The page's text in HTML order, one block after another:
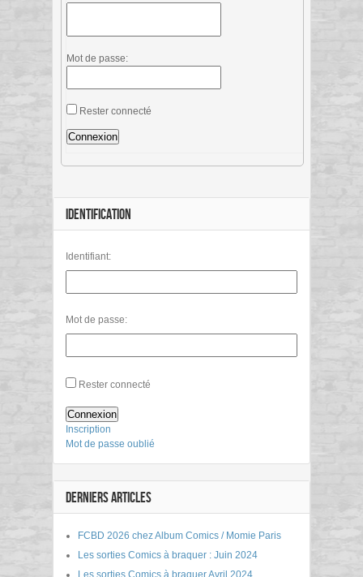
Mot de passe:
Rester connecté
Connexion
IDENTIFICATION
Identifiant:
Mot de passe:
Rester connecté
Connexion
Inscription
Mot de passe oublié
DERNIERS ARTICLES
FCBD 2026 chez Album Comics / Momie Paris
Les sorties Comics à braquer : Juin 2024